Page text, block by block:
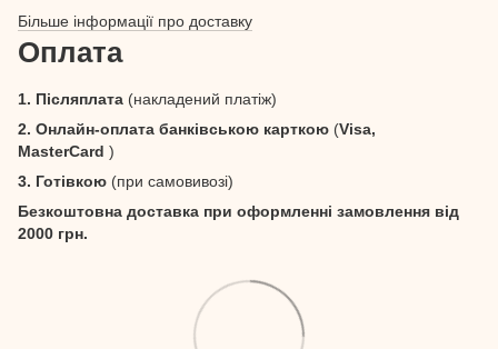
Більше інформації про доставку
Оплата
1. Післяплата (накладений платіж)
2. Онлайн-оплата банківською карткою (Visa,
MasterCard )
3. Готівкою (при самовивозі)
Безкоштовна доставка при оформленні замовлення від
2000 грн.